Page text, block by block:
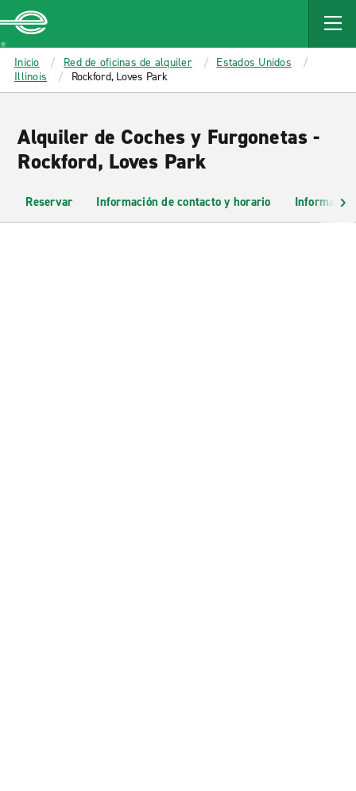
MAIN
CONTENT
Enterprise
Inicio Red de oficinas de alquiler
Estados Unidos
Illinois
Rockford, Loves Park
Alquiler de Coches y Furgonetas -
Rockford, Loves Park
Reservar Información de contacto y horario